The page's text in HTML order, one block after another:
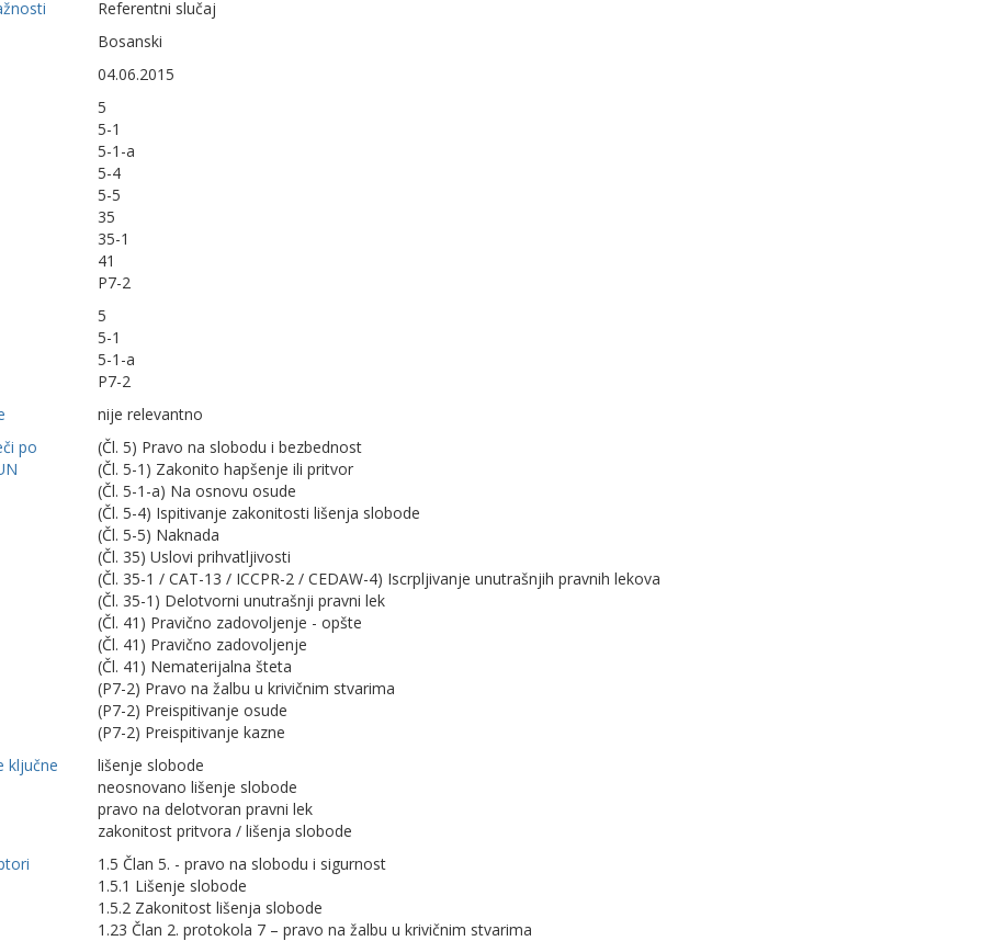
Referentni slučaj
Bosanski
04.06.2015
5
5-1
5-1-a
5-4
5-5
35
35-1
41
P7-2
5
5-1
5-1-a
P7-2
nije relevantno
po
(Čl. 5) Pravo na slobodu i bezbednost
(Čl. 5-1) Zakonito hapšenje ili pritvor
(Čl. 5-1-a) Na osnovu osude
(Čl. 5-4) Ispitivanje zakonitosti lišenja slobode
(Čl. 5-5) Naknada
(Čl. 35) Uslovi prihvatljivosti
(Čl. 35-1 / CAT-13 / ICCPR-2 / CEDAW-4) Iscrpljivanje unutrašnjih pravnih lekova
(Čl. 35-1) Delotvorni unutrašnji pravni lek
(Čl. 41) Pravično zadovoljenje - opšte
(Čl. 41) Pravično zadovoljenje
(Čl. 41) Nematerijalna šteta
(P7-2) Pravo na žalbu u krivičnim stvarima
(P7-2) Preispitivanje osude
(P7-2) Preispitivanje kazne
ključne
lišenje slobode
neosnovano lišenje slobode
pravo na delotvoran pravni lek
zakonitost pritvora / lišenja slobode
1.5 Član 5. - pravo na slobodu i sigurnost
1.5.1 Lišenje slobode
1.5.2 Zakonitost lišenja slobode
1.23 Član 2. protokola 7 – pravo na žalbu u krivičnim stvarima